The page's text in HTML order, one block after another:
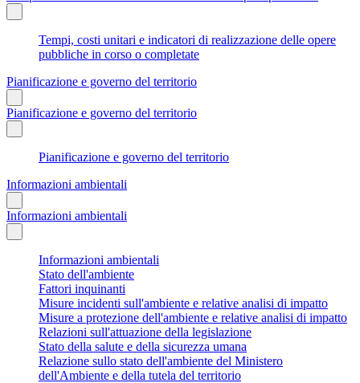
Tempi, costi unitari e indicatori di realizzazione delle opere
pubbliche in corso o completate
Pianificazione e governo del territorio
Pianificazione e governo del territorio
Pianificazione e governo del territorio
Informazioni ambientali
Informazioni ambientali
Informazioni ambientali
Stato dell'ambiente
Fattori inquinanti
Misure incidenti sull'ambiente e relative analisi di impatto
Misure a protezione dell'ambiente e relative analisi di impatto
Relazioni sull'attuazione della legislazione
Stato della salute e della sicurezza umana
Relazione sullo stato dell'ambiente del Ministero
dell'Ambiente e della tutela del territorio